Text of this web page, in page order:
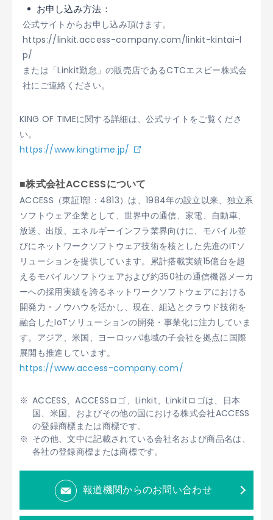
お申し込み方法：
公式サイトからお申し込み頂けます。
https://linkit.access-company.com/linkit-kintai-l
p/
または「Linkit勤怠」の販売店であるCTCエスピー株式会
社にご連絡ください。
KING OF TIMEに関する詳細は、公式サイトをご覧くださ
い。
https://www.kingtime.jp/
■株式会社ACCESSについて
ACCESS（東証1部：4813）は、1984年の設立以来、独立系
ソフトウェア企業として、世界中の通信、家電、自動車、
放送、出版、エネルギーインフラ業界向けに、モバイル並
びにネットワークソフトウェア技術を核とした先進のITソ
リューションを提供しています。累計搭載実績15億台を超
えるモバイルソフトウェアおよび約350社の通信機器メーカ
ーへの採用実績を誇るネットワークソフトウェアにおける
開発力・ノウハウを活かし、現在、組込とクラウド技術を
融合したIoTソリューションの開発・事業化に注力していま
す。アジア、米国、ヨーロッパ地域の子会社を拠点に国際
展開も推進しています。
https://www.access-company.com/
ACCESS、ACCESSロゴ、Linkit、Linkitロゴは、日本
国、米国、およびその他の国における株式会社ACCESS
の登録商標または商標です。
その他、文中に記載されている会社名および商品名は、
各社の登録商標または商標です。
報道機関からのお問い合わせ